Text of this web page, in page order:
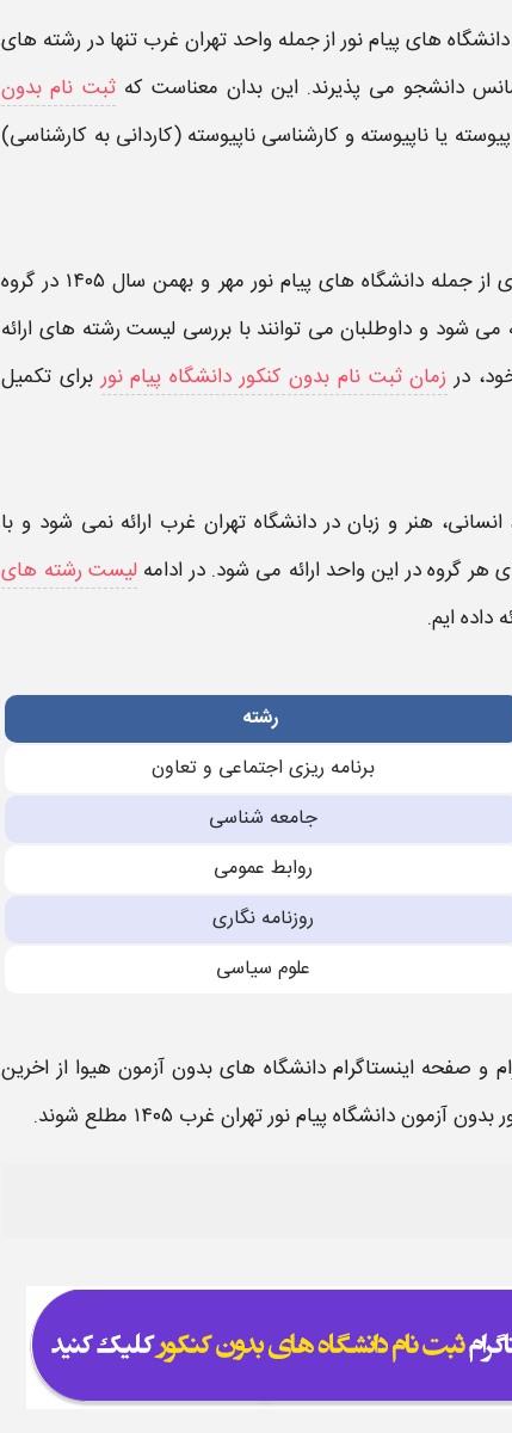
دانشگاه های پیام نوراز جمله واحدتهران غرب تنها در رشته های
دانشجو می پذیرند. این بدان معناست کهثبت نام بدون
یا ناپیوسته و کارشناسیناپیوسته (کاردانی به کارشناسی)
از جمله دانشگاه های پیام نور مهر و بهمن سال ۱۴۰۵
در گروه
می شود و داوطلبان می توانند با بررسی لیست رشته های ارائه
در زمان ثبت نام بدون کنکور دانشگاه پیام نوربرای تکمیل
هنر و زبان دردانشگاه تهران غرب ارائه نمی شود و با
هر گروه در این واحد ارائه می شود. در ادامه لیست رشته های
داده ایم.
رﺷﺘﻪ
برنامه ریزی اجتماعی و تعاون
جامعه شناسی
روابط عمومی
روزنامه نگاری
علوم سیاسی
و صفحه اینستاگرام دانشگاه های بدون آزمون هیوا از اخرین
آزمون دانشگاه پیام نور تهران غرب ۱۴۰۵ مطلع شوند.